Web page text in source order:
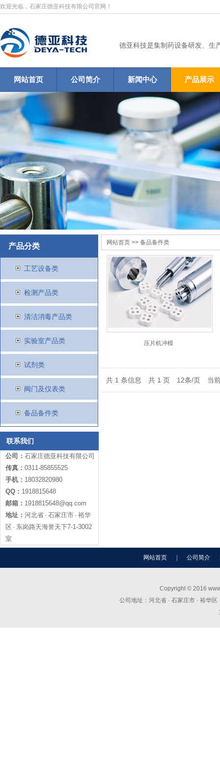
欢迎光临，石家庄德亚科技有限公司官网！
德亚科技是集制药设备研发、生
网站首页 公司简介 新闻中心 产品展示
产品分类
工艺设备类
检测产品类
清洁消毒产品类
实验室产品类
试剂类
阀门及仪表类
备品备件类
联系我们
公司： 石家庄德亚科技有限公司
传真： 0311-85855525
手机： 18032820980
QQ： 1918815648
邮箱： 1918815648@qq.com
地址： 河北省 · 石家庄市 · 裕华
区 · 东岗路天海誉天下7-1-3002
室
网站首页 >> 备品备件类
压片机冲模
共 1 条信息 共 1 页 12条/页 当
网站首页 公司简介
Copyright © 2016
公司地址：河北省 · 石家庄市 · 裕